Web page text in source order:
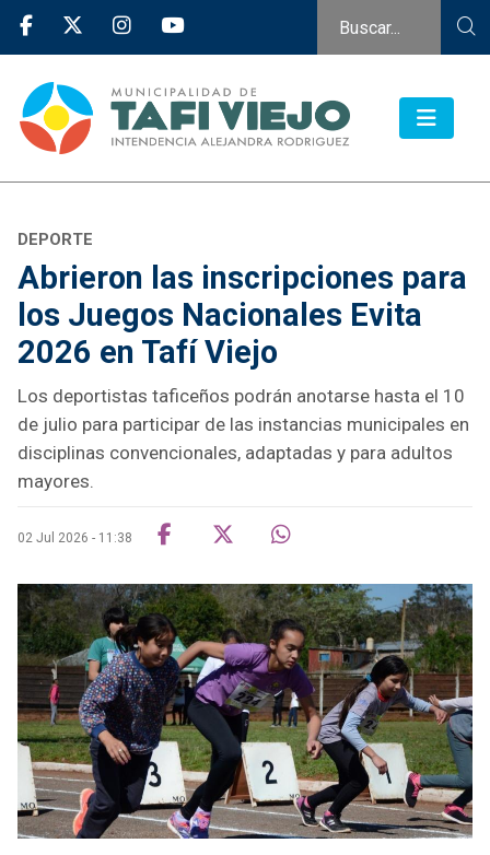
DEPORTE
Abrieron las inscripciones para
los Juegos Nacionales Evita
2026 en Tafí Viejo
Los deportistas taficeños podrán anotarse hasta el 10
de julio para participar de las instancias municipales en
disciplinas convencionales, adaptadas y para adultos
mayores.
02 Jul 2026 - 11:38